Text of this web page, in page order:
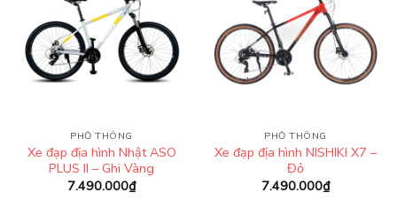
PHỔ THÔNG
Xe đạp địa hình Nhật ASO
PLUS II – Ghi Vàng
7.490.000₫
PHỔ THÔNG
Xe đạp địa hình NISHIKI X7 –
Đỏ
7.490.000₫